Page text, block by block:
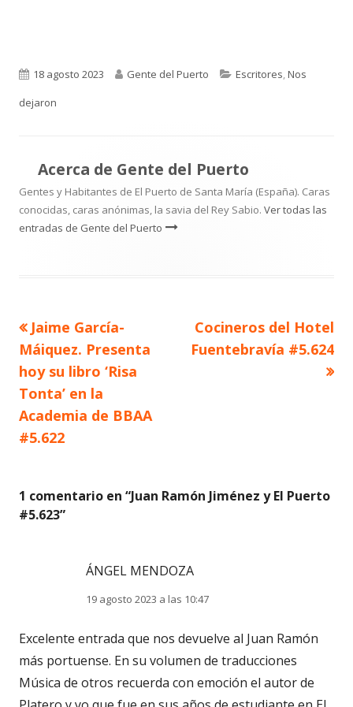
Publicado
el
18 agosto 2023 Autor
Gente del Puerto Categorías
Escritores,Nos
dejaron
Acerca de Gente del Puerto
Gentes y Habitantes de El Puerto de Santa María (España). Caras
conocidas, caras anónimas, la savia del Rey Sabio. Ver todas las
entradas de Gente del Puerto
Navegación
de
entradas
Artículo
anterior
Jaime García-
Máiquez. Presenta
hoy su libro ‘Risa
Tonta’ en la
Academia de BBAA
#5.622
Artículo
siguiente
Cocineros del Hotel
Fuentebravía #5.624
1 comentario en “Juan Ramón Jiménez y El Puerto
#5.623”
ÁNGEL MENDOZA
19 agosto 2023 a las 10:47
Excelente entrada que nos devuelve al Juan Ramón
más portuense. En su volumen de traducciones
Música de otros recuerda con emoción el autor de